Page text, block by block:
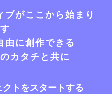
がここから始まり
由に創作できる
カタチと共に
トをスタートする